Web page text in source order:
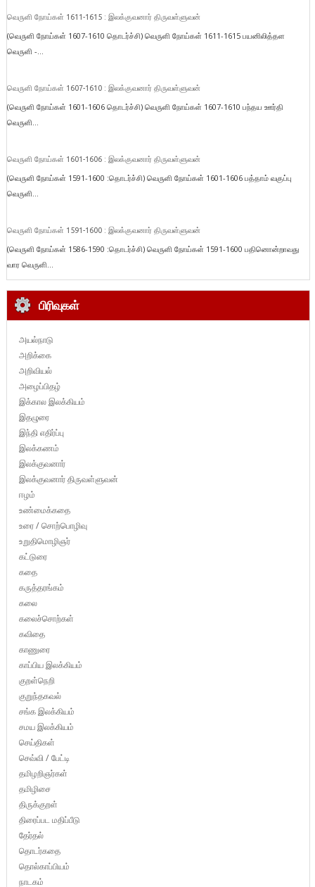
வெருளி நோய்கள் 1611-1615 : இலக்குவனார் திருவள்ளுவன்
(வெருளி நோய்கள் 1607-1610 தொடர்ச்சி) வெருளி நோய்கள் 1611-1615 பயனிலித்தள
வெருளி -...
வெருளி நோய்கள் 1607-1610 : இலக்குவனார் திருவள்ளுவன்
(வெருளி நோய்கள் 1601-1606 தொடர்ச்சி) வெருளி நோய்கள் 1607-1610 பந்தய ஊர்தி
வெருளி...
வெருளி நோய்கள் 1601-1606 : இலக்குவனார் திருவள்ளுவன்
(வெருளி நோய்கள் 1591-1600 :தொடர்ச்சி) வெருளி நோய்கள் 1601-1606 பத்தாம் வகுப்பு
வெருளி...
வெருளி நோய்கள் 1591-1600 : இலக்குவனார் திருவள்ளுவன்
(வெருளி நோய்கள் 1586-1590 :தொடர்ச்சி) வெருளி நோய்கள் 1591-1600 பதினொன்றாவது
வார வெருளி...
பிரிவுகள்
அயல்நாடு
அறிக்கை
அறிவியல்
அழைப்பிதழ்
இக்கால இலக்கியம்
இதழுரை
இந்தி எதிர்ப்பு
இலக்கணம்
இலக்குவனார்
இலக்குவனார் திருவள்ளுவன்
ஈழம்
உண்மைக்கதை
உரை / சொற்பொழிவு
உறுதிமொழிஞர்
கட்டுரை
கதை
கருத்தரங்கம்
கலை
கலைச்சொற்கள்
கவிதை
காணுரை
காப்பிய இலக்கியம்
குறள்நெறி
குறுந்தகவல்
சங்க இலக்கியம்
சமய இலக்கியம்
செய்திகள்
செவ்வி / பேட்டி
தமிழறிஞர்கள்
தமிழிசை
திருக்குறள்
திரைப்பட மதிப்பீடு
தேர்தல்
தொடர்கதை
தொல்காப்பியம்
நாடகம்